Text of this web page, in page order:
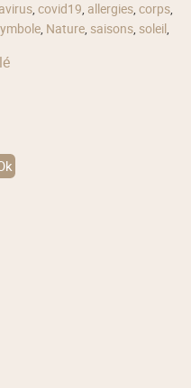
,covid19, allergies,corps,
, Nature, saisons, soleil ,